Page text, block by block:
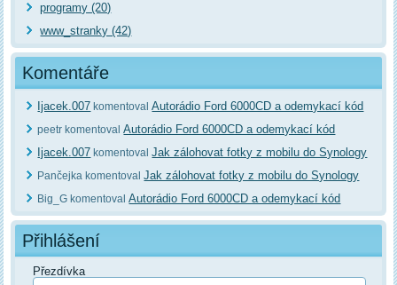
programy (20)
www_stranky (42)
Komentáře
Ijacek.007 komentovalAutorádio Ford 6000CD a odemykací kód
peetr komentovalAutorádio Ford 6000CD a odemykací kód
Ijacek.007 komentovalJak zálohovat fotky z mobilu do Synology
Pančejka komentovalJak zálohovat fotky z mobilu do Synology
Big_G komentovalAutorádio Ford 6000CD a odemykací kód
Přihlášení
Přezdívka